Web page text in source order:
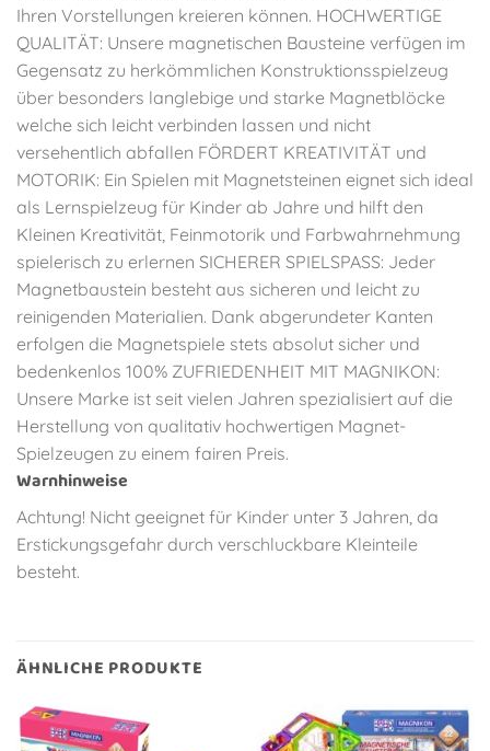
Ihren Vorstellungen kreieren können. HOCHWERTIGE
QUALITÄT: Unsere magnetischen Bausteine verfügen im
Gegensatz zu herkömmlichen Konstruktionsspielzeug
über besonders langlebige und starke Magnetblöcke
welche sich leicht verbinden lassen und nicht
versehentlich abfallen FÖRDERT KREATIVITÄT und
MOTORIK: Ein Spielen mit Magnetsteinen eignet sich ideal
als Lernspielzeug für Kinder ab Jahre und hilft den
Kleinen Kreativität, Feinmotorik und Farbwahrnehmung
spielerisch zu erlernen SICHERER SPIELSPASS: Jeder
Magnetbaustein besteht aus sicheren und leicht zu
reinigenden Materialien. Dank abgerundeter Kanten
erfolgen die Magnetspiele stets absolut sicher und
bedenkenlos 100% ZUFRIEDENHEIT MIT MAGNIKON:
Unsere Marke ist seit vielen Jahren spezialisiert auf die
Herstellung von qualitativ hochwertigen Magnet-
Spielzeugen zu einem fairen Preis.
Warnhinweise
Achtung! Nicht geeignet für Kinder unter 3 Jahren, da
Erstickungsgefahr durch verschluckbare Kleinteile
besteht.
ÄHNLICHE PRODUKTE